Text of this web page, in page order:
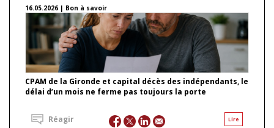
16.05.2026 | Bon à savoir
CPAM de la Gironde et capital décès des indépendants, le
délai d’un mois ne ferme pas toujours la porte
Lire
Réagir